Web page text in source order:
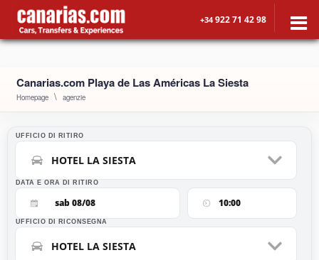
+34922 71 42 98
Canarias.com Playa de Las Américas La Siesta
Homepage agenzie
UFFICIO DI RITIRO
HOTEL LA SIESTA
DATA E ORA DI RITIRO
sab 08/08 10:00
UFFICIO DI RICONSEGNA
HOTEL LA SIESTA